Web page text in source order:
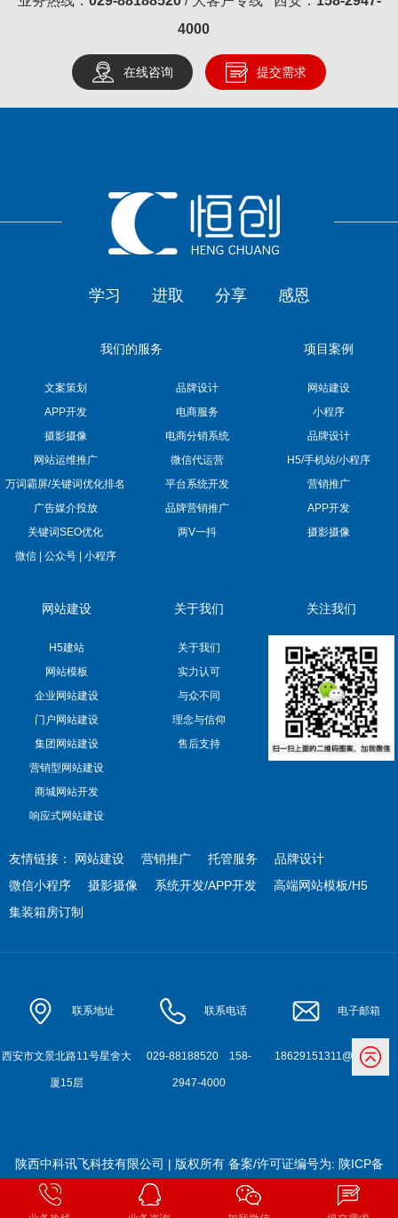
4000
在线咨询 提交需求
学习 进取 分享 感恩
我们的服务
文案策划
品牌设计
APP开发
电商服务
摄影摄像
电商分销系统
网站运维推广
微信代运营
万词霸屏/关键词优化排名
平台系统开发
广告媒介投放
品牌营销推广
关键词SEO优化
两V一抖
微信 | 公众号 | 小程序
项目案例
网站建设
小程序
品牌设计
H5/手机站/小程序
营销推广
APP开发
摄影摄像
网站建设
H5建站
网站模板
企业网站建设
门户网站建设
集团网站建设
营销型网站建设
商城网站开发
响应式网站建设
关于我们
关于我们
实力认可
与众不同
理念与信仰
售后支持
关注我们
友情链接： 网站建设 营销推广 托管服务
品牌设计
微信小程序
摄影摄像 系统开发/APP开发
高端网站模板/H5
集装箱房订制
联系地址
西安市文景北路11号星舍大
厦15层
联系电话
029-88188520158-
2947-4000
电子邮箱
18629151311@qq.com
陕西中科讯飞科技有限公司 | 版权所有 备案/许可证编号为: 陕ICP备
2022010900号-2